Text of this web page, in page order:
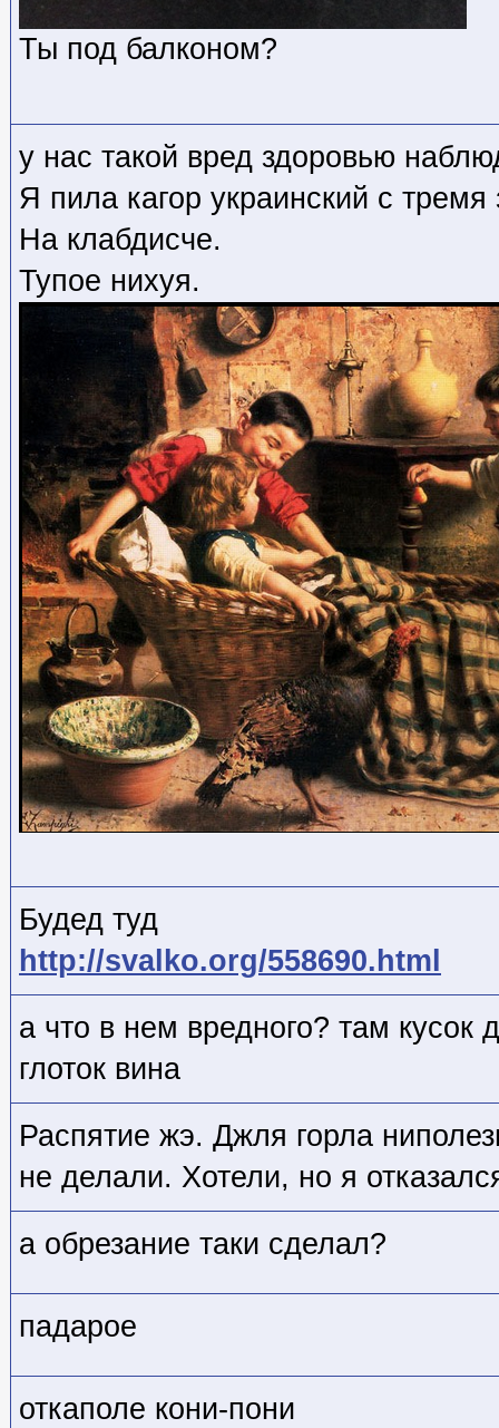
Ты под балконом?
у нас такой вред здоровью
Я пила кагор украинский с
На клабдисче.
Тупое нихуя.
Будед туд
http://svalko.org/558690.html
а что в нем вредного? там кусок
глоток вина
Распятие жэ. Джля горла
не делали. Хотели, но я
а обрезание таки сделал?
падарое
откаполе кони-пони